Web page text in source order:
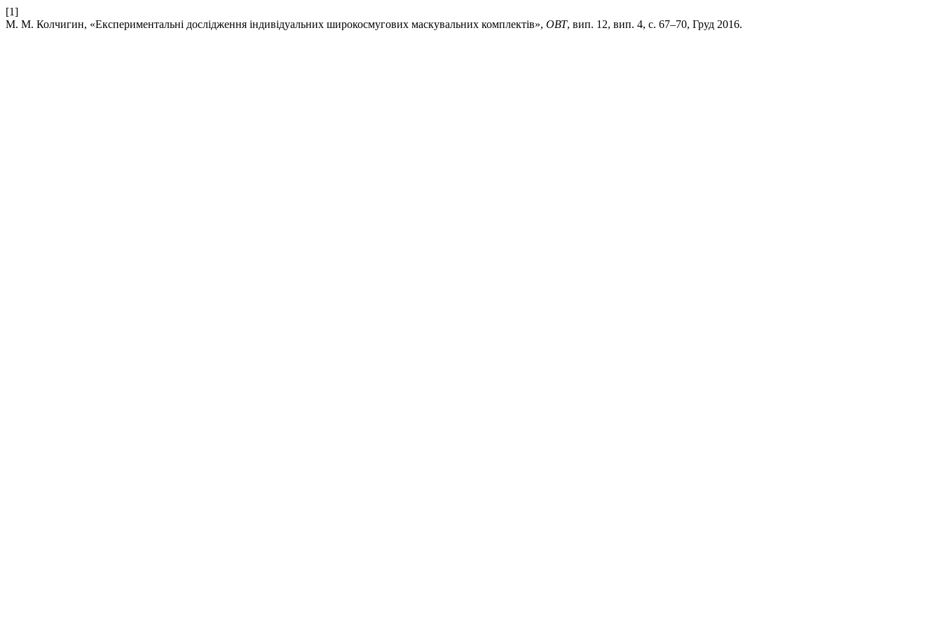
[1]
М. М. Колчигин, «Експериментальні дослідження індивідуальних широкосмугових маскувальних комплектів», ОВТ, вип. 12, вип. 4, с. 67–70, Груд 2016.